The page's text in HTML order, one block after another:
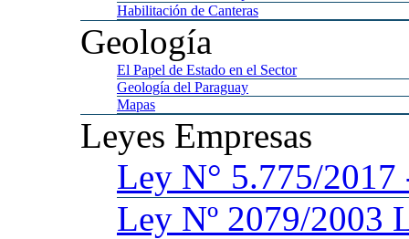
Habilitación de Canteras
Geología
El Papel de Estado en el Sector
Geología del Paraguay
Mapas
Leyes Empresas
Ley N° 5.775/
Ley Nº 2079/2003